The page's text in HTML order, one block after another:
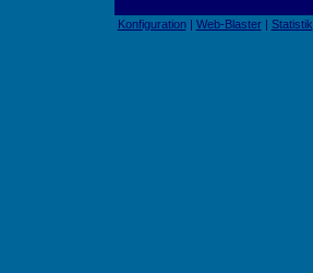
Konfiguration| Web-Blaster| Statistik